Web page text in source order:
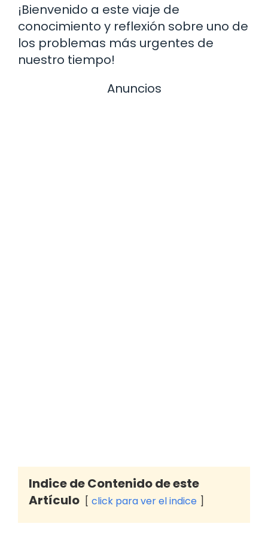
¡Bienvenido a este viaje de
conocimiento y reflexión sobre uno de
los problemas más urgentes de
nuestro tiempo!
Anuncios
Indice de Contenido de este
Artículo
click para ver el indice